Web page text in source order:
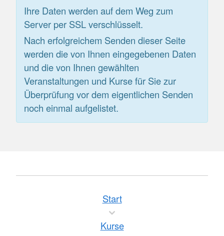
Ihre Daten werden auf dem Weg zum
Server per SSL verschlüsselt.
Nach erfolgreichem Senden dieser Seite
werden die von Ihnen eingegebenen Daten
und die von Ihnen gewählten
Veranstaltungen und Kurse für Sie zur
Überprüfung vor dem eigentlichen Senden
noch einmal aufgelistet.
Start
Kurse